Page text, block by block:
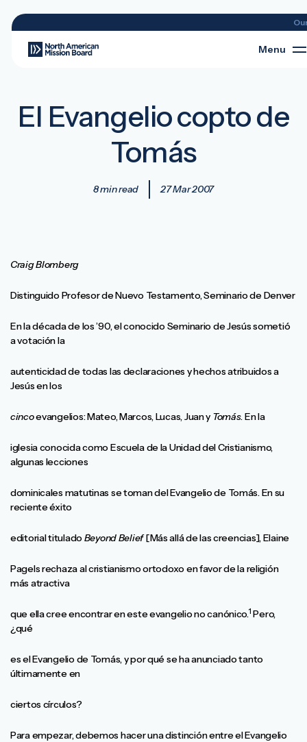
Menu
El Evangelio copto de
Tomás
8 min read 27 Mar 2007
Craig Blomberg
Distinguido Profesor de Nuevo Testamento, Seminario de Denver
En la década de los ’90, el conocido Seminario de Jesús sometió
a votación la
autenticidad de todas las declaraciones y hechos atribuidos a
Jesús en los
cincoevangelios: Mateo, Marcos, Lucas, Juan y Tomás. En la
iglesia conocida como Escuela de la Unidad del Cristianismo,
algunas lecciones
dominicales matutinas se toman del Evangelio de Tomás. En su
reciente éxito
editorial tituladoBeyond Belief[Más allá de las creencias], Elaine
Pagels rechaza al cristianismo ortodoxo en favor de la religión
más atractiva
que ella cree encontrar en este evangelio no canónico.1 Pero,
¿qué
es el Evangelio de Tomás, y por qué se ha anunciado tanto
últimamente en
ciertos círculos?
Para empezar, debemos hacer una distinción entre el Evangelio